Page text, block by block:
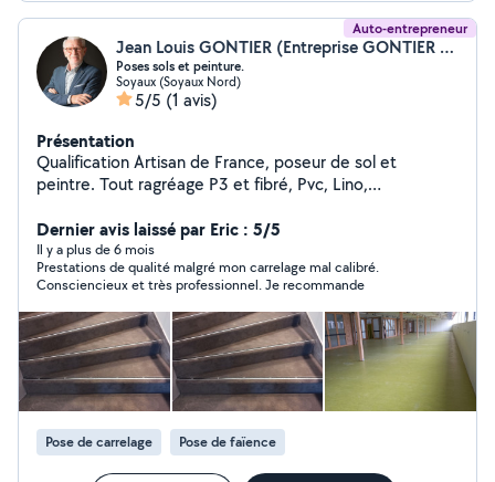
Auto-entrepreneur
Jean Louis GONTIER (Entreprise GONTIER JEAN LOUIS)
Poses sols et peinture.
Soyaux (Soyaux Nord)
5/5 (1 avis)
Présentation
Qualification Artisan de France, poseur de sol et
peintre. Tout ragréage P3 et fibré, Pvc, Lino,
chaud de joints sur Pvc, parquet stratifié, parquet collé,
faience cuisine et salles de bain, carrelage. 35 ans
d'expérience. Devis gratuit, disponible rapidement
Dernier avis laissé par Eric : 5/5
Il y a plus de 6 mois
Prestations de qualité malgré mon carrelage mal calibré.
Consciencieux et très professionnel. Je recommande
Pose de carrelage Pose de faïence